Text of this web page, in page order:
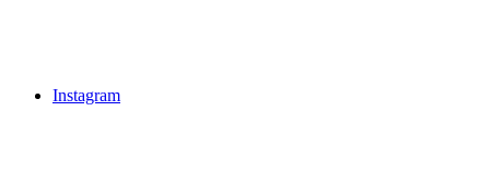
Instagram